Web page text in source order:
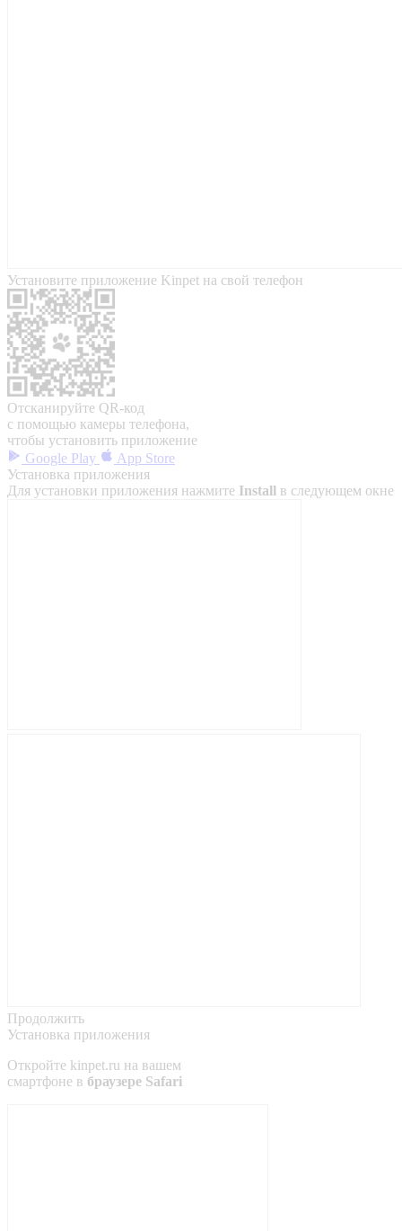
Установите приложение Kinpet на свой телефон
Отсканируйте QR-код
с помощью камеры телефона,
чтобы установить приложение
Google Play
App Store
Установка приложения
Для установки приложения нажмите Install в следующем окне
Продолжить
Установка приложения
Откройте kinpet.ru на вашем
смартфоне в браузере Safari